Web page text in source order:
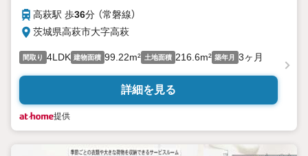
高萩駅 歩36分 （常磐線）
茨城県高萩市大字高萩
間取り 4LDK 建物面積 99.22m² 土地面積 216.6m² 築年月 3ヶ月
詳細を見る
提供